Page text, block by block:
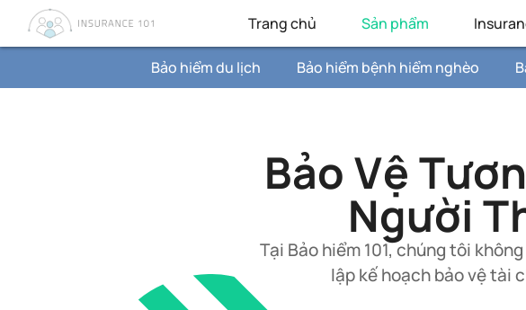
Trang chủ Sản phẩm
Bảo hiểm du lịch Bảo hiểm bệnh hiểm nghèo
Bảo Vệ
Người
Tại Bảo hiểm 101, chúng tôi
lập kế hoạch bảo vệ tài